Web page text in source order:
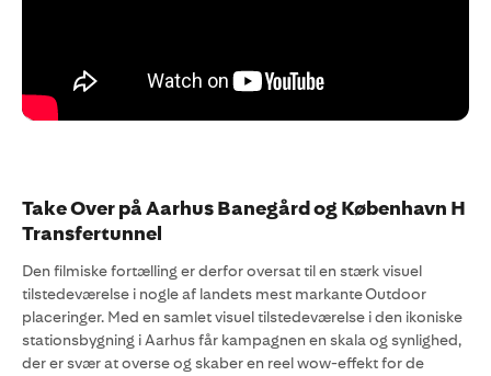
Take Over på Aarhus Banegård og København H
Transfertunnel
Den filmiske fortælling er derfor oversat til en stærk visuel
tilstedeværelse i nogle af landets mest markante Outdoor
placeringer. Med en samlet visuel tilstedeværelse i den ikoniske
stationsbygning i Aarhus får kampagnen en skala og synlighed,
der er svær at overse og skaber en reel wow-effekt for de